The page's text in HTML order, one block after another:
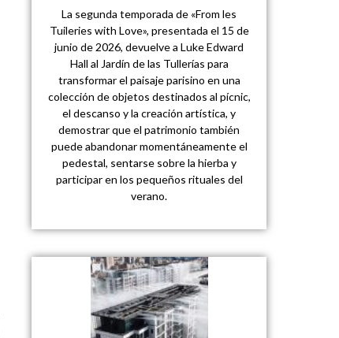
La segunda temporada de «From les
Tuileries with Love», presentada el 15 de
junio de 2026, devuelve a Luke Edward
Hall al Jardín de las Tullerías para
transformar el paisaje parisino en una
colección de objetos destinados al pícnic,
el descanso y la creación artística, y
demostrar que el patrimonio también
puede abandonar momentáneamente el
pedestal, sentarse sobre la hierba y
participar en los pequeños rituales del
verano.